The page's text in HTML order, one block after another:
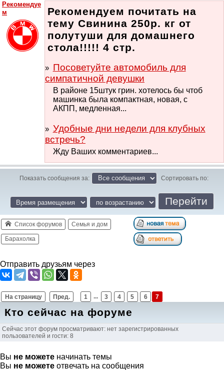
Рекомендуе
м
Рекомендуем почитать на
тему Свинина 250р. кг от
полутуши для домашнего
стола!!!!! 4 стр.
Посоветуйте автомобиль для
симпатичной девушки
В районе 15штук грин. хотелось бы чтоб
машинка была компактная, новая, с
АКПП, медленная...
Удобные дни недели для клубных
встречь?
Жду Ваших комментариев...
Показать сообщения за: Сортировать по:
Список форумов Семья и дом
Барахолка
Отправить друзьям через
На страницу Пред. 1 ... 3 4 5 6 7
Кто сейчас на форуме
Сейчас этот форум просматривают: нет зарегистрированных
пользователей и гости: 8
Вы не можете начинать темы
Вы не можете отвечать на сообщения